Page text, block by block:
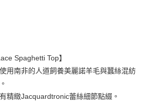
台北富邦商業銀行
兆豐國際商業銀行
華泰商業銀行
遠東國際商業銀行
Spaghetti Top】
用南非的人道飼養美麗諾羊毛與蠶絲混紡
精緻Jacquardtronic蕾絲細節點綴。